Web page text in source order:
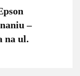
–
na ul.